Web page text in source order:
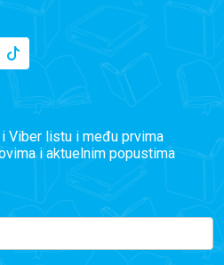
Viber listu i među prvima
i aktuelnim popustima